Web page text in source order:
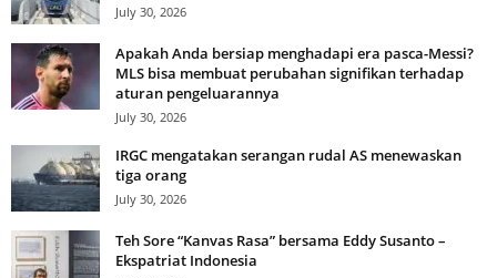
July 30, 2026
Apakah Anda bersiap menghadapi era pasca-Messi?
MLS bisa membuat perubahan signifikan terhadap
aturan pengeluarannya
July 30, 2026
IRGC mengatakan serangan rudal AS menewaskan
tiga orang
July 30, 2026
Teh Sore “Kanvas Rasa” bersama Eddy Susanto –
Ekspatriat Indonesia